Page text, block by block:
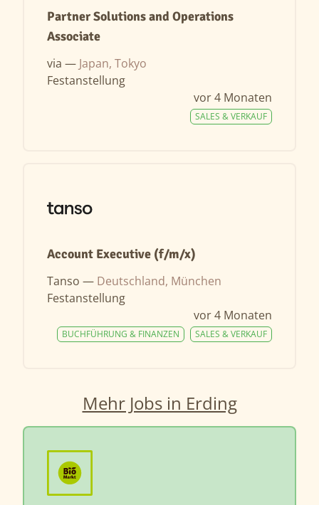
Partner Solutions and Operations
Associate
via — Japan, Tokyo
Festanstellung
vor 4 Monaten
SALES & VERKAUF
Account Executive (f/m/x)
Tanso — Deutschland, München
Festanstellung
vor 4 Monaten
SALES & VERKAUF
BUCHFÜHRUNG & FINANZEN
Mehr Jobs in Erding